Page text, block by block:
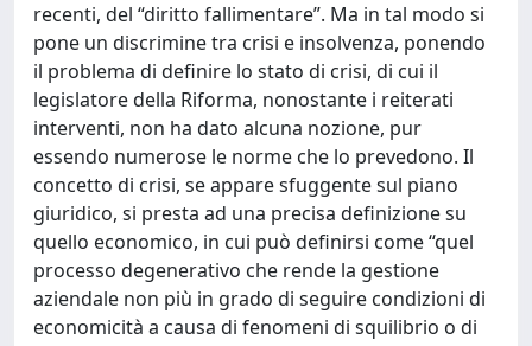
recenti, del “diritto fallimentare”. Ma in tal modo si
pone un discrimine tra crisi e insolvenza, ponendo
il problema di definire lo stato di crisi, di cui il
legislatore della Riforma, nonostante i reiterati
interventi, non ha dato alcuna nozione, pur
essendo numerose le norme che lo prevedono. Il
concetto di crisi, se appare sfuggente sul piano
giuridico, si presta ad una precisa definizione su
quello economico, in cui può definirsi come “quel
processo degenerativo che rende la gestione
aziendale non più in grado di seguire condizioni di
economicità a causa di fenomeni di squilibrio o di